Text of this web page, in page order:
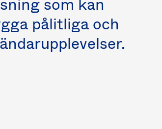
pålitliga och